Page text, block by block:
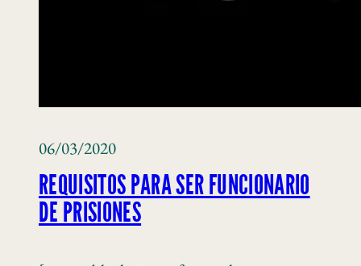
06/03/2020
REQUISITOS PARA SER FUNCIONARIO
DE PRISIONES